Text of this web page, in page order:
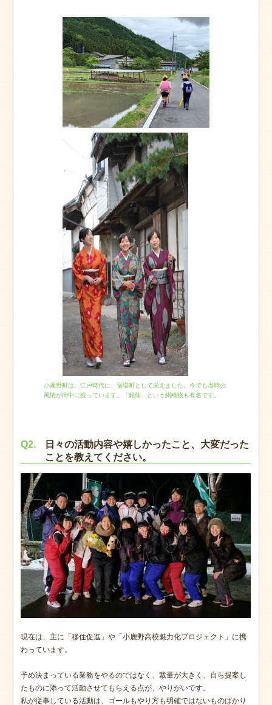
小鹿野町は、江戸時代に、宿場町として栄えました。今でも当時の
風情が街中に残っています。「銘仙」という絹織物も有名です。
Q2.
日々の活動内容や嬉しかったこと、大変だった
ことを教えてください。
現在は、主に「移住促進」や「小鹿野高校魅力化プロジェクト」に携
わっています。
予め決まっている業務をやるのではなく、裁量が大きく、自ら提案し
たものに添って活動させてもらえる点が、やりがいです。
私が従事している活動は、ゴールもやり方も明確ではないものばかり